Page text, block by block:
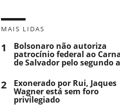
MAIS LIDAS
1 Bolsonaro não autoriza
patrocínio federal ao
de Salvador pelo segundo
2 Exonerado por Rui, Jaques
Wagner está sem foro
privilegiado